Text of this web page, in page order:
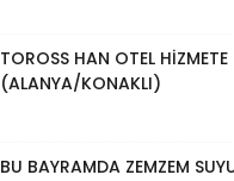
TOROSS HAN OTEL HİZMETE
(ALANYA/KONAKLI)
BU BAYRAMDA ZEMZEM